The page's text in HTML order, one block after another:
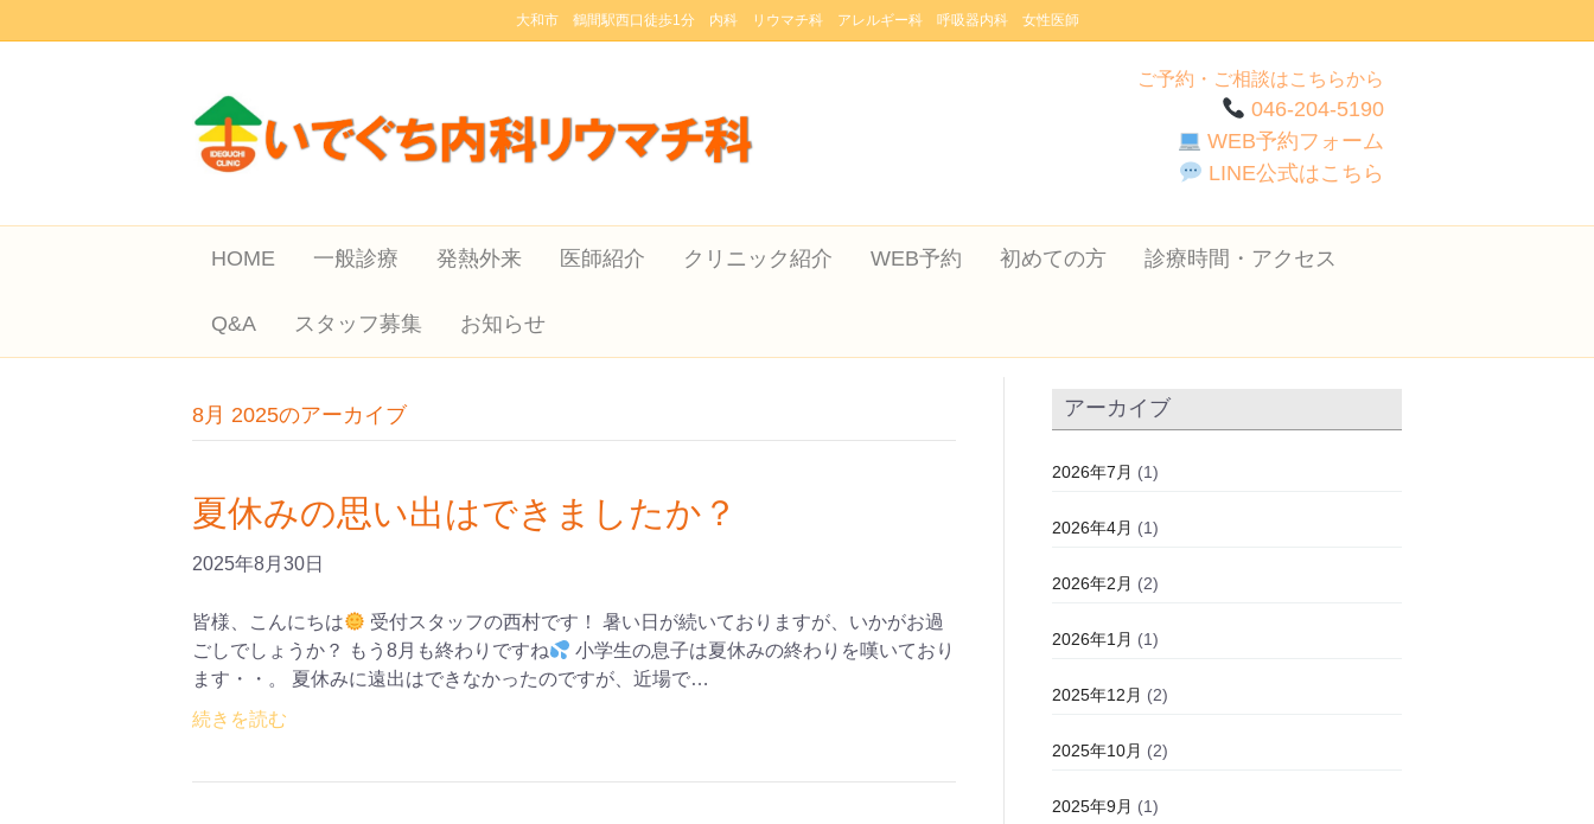
大和市 鶴間駅西口徒歩1分 内科 リウマチ科 アレルギー科 呼吸器内科 女性医師
ご予約・ご相談はこちらから
046-204-5190
WEB予約フォーム
LINE公式はこちら
HOME 一般診療 発熱外来 医師紹介 クリニック紹介 WEB予約 初めての方 診療時間・アクセス
Q&A スタッフ募集 お知らせ
8月 2025のアーカイブ
夏休みの思い出はできましたか？
2025年8月30日
皆様、こんにちは
受付スタッフの西村です！ 暑い日が続いておりますが、いかがお過
ごしでしょうか？ もう8月も終わりですね
小学生の息子は夏休みの終わりを嘆いており
ます・・。 夏休みに遠出はできなかったのですが、近場で…
続きを読む
アーカイブ
2026年7月 (1)
2026年4月 (1)
2026年2月 (2)
2026年1月 (1)
2025年12月 (2)
2025年10月 (2)
2025年9月 (1)